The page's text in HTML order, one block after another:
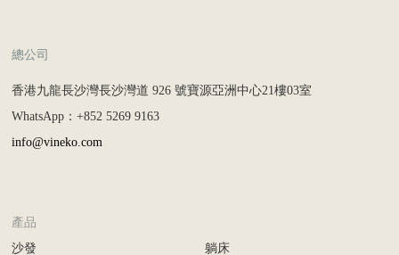
總公司
香港九龍長沙灣長沙灣道 926 號寶源亞洲中心21樓03室
WhatsApp：+852 5269 9163
info@vineko.com
產品
沙發
躺床